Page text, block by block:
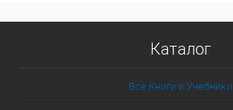
Каталог
Все Книги и Учебники